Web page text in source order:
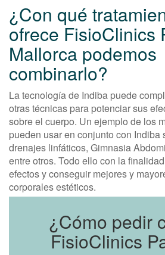
¿Con qué
ofrece FisioClinics
Mallorca podemos
combinarlo?
La tecnología de Indiba puede
otras técnicas para potenciar sus
sobre el cuerpo. Un ejemplo de los
pueden usar en conjunto con Indiba
drenajes linfáticos, Gimnasia
entre otros. Todo ello con la
efectos y conseguir mejores y
corporales estéticos.
¿Cómo pedir
FisioClinics